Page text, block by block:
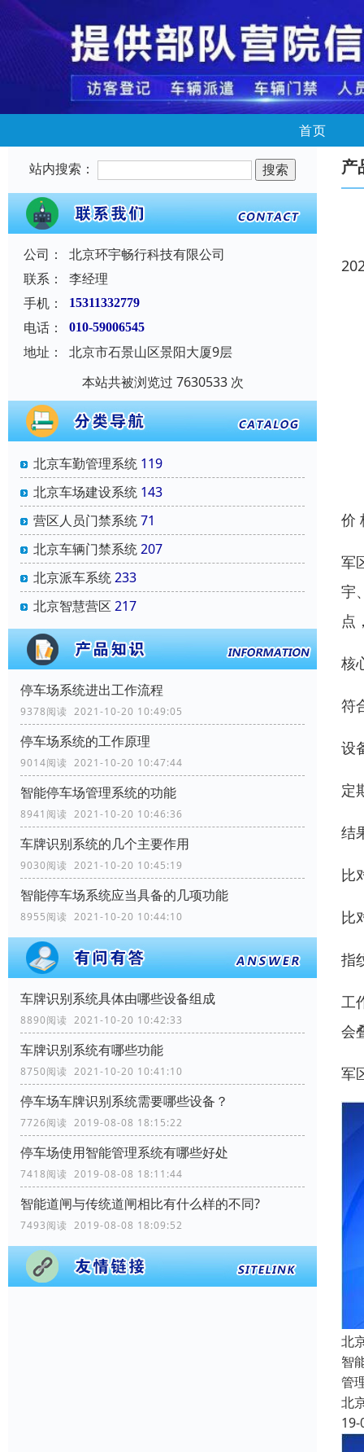
首页
站内搜索：
公司：
北京环宇畅行科技有限公司
联系：
李经理
手机：
15311332779
电话： 010-59006545
地址：
北京市石景山区景阳大厦9层
本站共被浏览过 7630533 次
北京车勤管理系统 119
北京车场建设系统 143
营区人员门禁系统71
北京车辆门禁系统207
北京派车系统233
北京智慧营区 217
停车场系统进出工作流程
9378阅读 2021-10-20 10:49:05
停车场系统的工作原理
9014阅读 2021-10-20 10:47:44
智能停车场管理系统的功能
8941阅读 2021-10-20 10:46:36
车牌识别系统的几个主要作用
9030阅读 2021-10-20 10:45:19
智能停车场系统应当具备的几项功能
8955阅读 2021-10-20 10:44:10
车牌识别系统具体由哪些设备组成
8890阅读 2021-10-20 10:42:33
车牌识别系统有哪些功能
8750阅读 2021-10-20 10:41:10
停车场车牌识别系统需要哪些设备？
7726阅读 2019-08-08 18:15:22
停车场使用智能管理系统有哪些好处
7418阅读 2019-08-08 18:11:44
智能道闸与传统道闸相比有什么样的不同?
7493阅读 2019-08-08 18:09:52
产
价
军
宇
点
核
符
设
定
结
比
比
指
工
会
军
北
智
管
北
19-